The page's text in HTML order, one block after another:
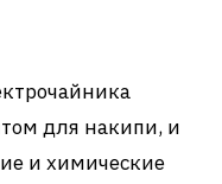
для накипи, и
и химические